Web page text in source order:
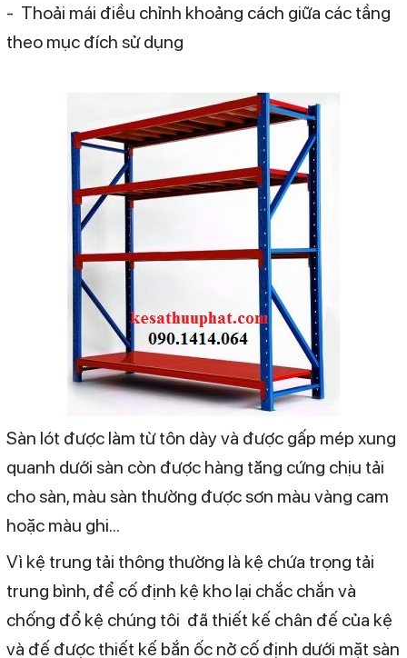
- Thoải mái điều chỉnh khoảng cách giữa các tầng
theo mục đích sử dụng
Sàn lót được làm từ tôn dày và được gấp mép xung
quanh dưới sàn còn được hàng tăng cứng chịu tải
cho sàn, màu sàn thường được sơn màu vàng cam
hoặc màu ghi...
Vì kệ trung tải thông thường là kệ chứa trọng tải
trung bình, để cố định kệ kho lại chắc chắn và
chống đổ kệ chúng tôi đã thiết kế chân đế của kệ
và đế được thiết kế bắn ốc nở cố định dưới mặt sàn